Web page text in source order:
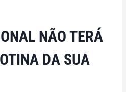
NÃO TERÁ
DA SUA